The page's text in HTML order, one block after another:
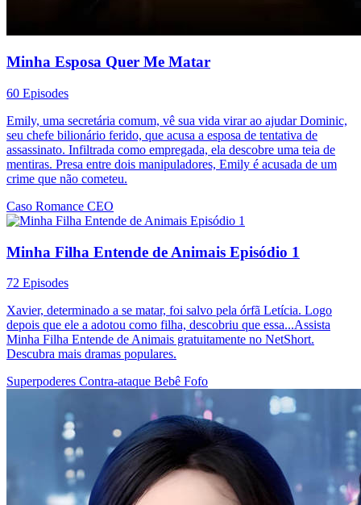
Minha Esposa Quer Me Matar
60 Episodes
Emily, uma secretária comum, vê sua vida virar ao ajudar Dominic,
seu chefe bilionário ferido, que acusa a esposa de tentativa de
assassinato. Infiltrada como empregada, ela descobre uma teia de
mentiras. Presa entre dois manipuladores, Emily é acusada de um
crime que não cometeu.
Caso Romance CEO
Minha Filha Entende de Animais Episódio 1
72 Episodes
Xavier, determinado a se matar, foi salvo pela órfã Letícia. Logo
depois que ele a adotou como filha, descobriu que essa...Assista
Minha Filha Entende de Animais gratuitamente no NetShort.
Descubra mais dramas populares.
Superpoderes Contra-ataque Bebê Fofo